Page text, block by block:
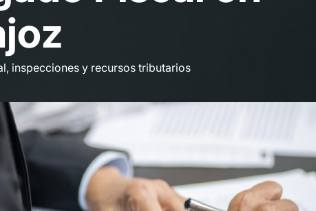
joz
inspecciones y recursos tributarios